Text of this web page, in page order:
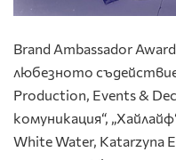
Brand Ambassador
любезното съдействие
Production, Events &
комуникация“,
White Water, Katarzyna